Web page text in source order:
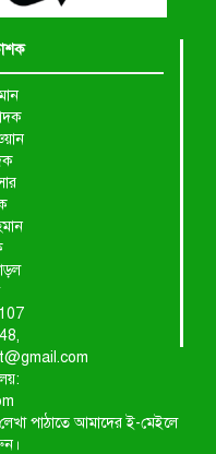
পাঠাতে আমাদের ই-মেইলে